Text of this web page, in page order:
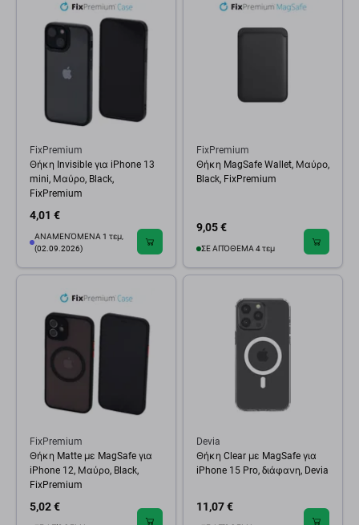
FixPremium
Θήκη Invisible για iPhone 13
mini, Μαύρο, Black,
FixPremium
4,01 €
ΑΝΑΜΕΝΌΜΕΝΑ 1 τεμ,
(02.09.2026)
FixPremium
Θήκη MagSafe Wallet, Μαύρο,
Black, FixPremium
9,05 €
ΣΕ ΑΠΌΘΕΜΑ 4 τεμ
FixPremium
Θήκη Matte με MagSafe για
iPhone 12, Μαύρο, Black,
FixPremium
5,02 €
Devia
Θήκη Clear με MagSafe για
iPhone 15 Pro, διάφανη, Devia
11,07 €